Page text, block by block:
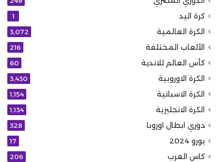
كرة اليد 1
الكرة العالمية 3٬072
الألعاب المختلفة 216
كأس العالم للاندية 60
الكرة الاوروبية 3٬430
الكرة الاسبانية 1٬154
الكرة الانجليزية 1٬134
دوري ابطال اوروبا 328
يورو 2024 17
كاس العرب 206